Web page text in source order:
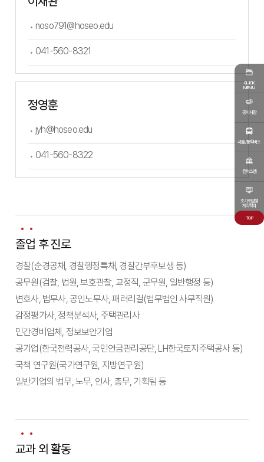
QUICK
MENU
공지사항
셔틀/통학버스
캠퍼스맵
조기취업형
계약학과
TOP
noso791@hoseo.edu
041-560-8321
정영훈
jyh@hoseo.edu
041-560-8322
졸업 후 진로
경찰(순경공채, 경찰행정특채, 경찰간부후보생 등)
공무원(검찰, 법원, 보호관찰, 교정직, 군무원, 일반행정 등)
변호사, 법무사, 공인노무사, 패러리걸(법무법인 사무직원)
감정평가사, 정책분석사, 주택관리사
민간경비업체, 정보보안기업
공기업(한국전력공사, 국민연금관리공단, LH한국토지주택공사 등)
국책 연구원(국가연구원, 지방연구원)
일반기업의 법무, 노무, 인사, 총무, 기획팀 등
교과 외 활동